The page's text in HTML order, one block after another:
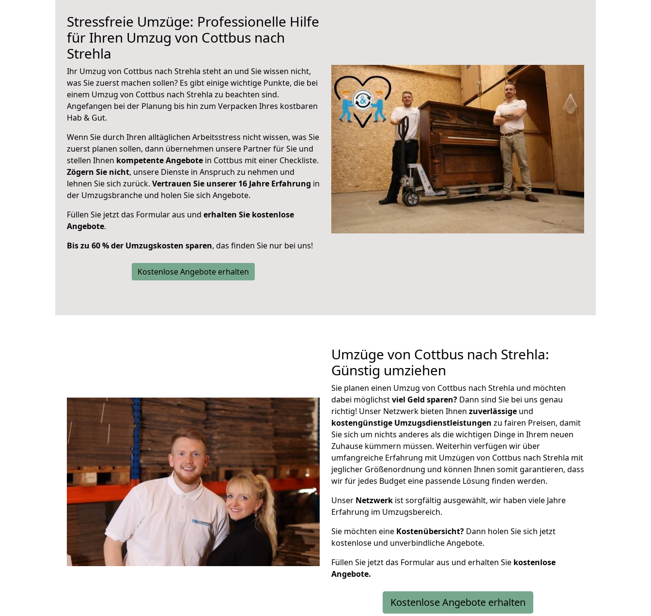
Stressfreie Umzüge: Professionelle Hilfe
für Ihren Umzug von Cottbus nach
Strehla
Ihr Umzug von Cottbus nach Strehla steht an und Sie wissen nicht,
was Sie zuerst machen sollen? Es gibt einige wichtige Punkte, die bei
einem Umzug von Cottbus nach Strehla zu beachten sind.
Angefangen bei der Planung bis hin zum Verpacken Ihres kostbaren
Hab & Gut.
Wenn Sie durch Ihren alltäglichen Arbeitsstress nicht wissen, was Sie
zuerst planen sollen, dann übernehmen unsere Partner für Sie und
stellen Ihnen kompetente Angebote in Cottbus mit einer Checkliste.
Zögern Sie nicht, unsere Dienste in Anspruch zu nehmen und
lehnen Sie sich zurück. Vertrauen Sie unserer 16 Jahre Erfahrung in
der Umzugsbranche und holen Sie sich Angebote.
Füllen Sie jetzt das Formular aus und erhalten Sie kostenlose
Angebote.
Bis zu 60 % der Umzugskosten sparen, das finden Sie nur bei uns!
Kostenlose Angebote erhalten
Umzüge von Cottbus nach Strehla:
Günstig umziehen
Sie planen einen Umzug von Cottbus nach Strehla und möchten
dabei möglichstviel Geld sparen? Dann sind Sie bei uns genau
richtig! Unser Netzwerk bieten Ihnen zuverlässige und
kostengünstige Umzugsdienstleistungen zu fairen Preisen, damit
Sie sich um nichts anderes als die wichtigen Dinge in Ihrem neuen
Zuhause kümmern müssen. Weiterhin verfügen wir über
umfangreiche Erfahrung mit Umzügen von Cottbus nach Strehla mit
jeglicher Größenordnung und können Ihnen somit garantieren, dass
wir für jedes Budget eine passende Lösung finden werden.
Unser Netzwerk ist sorgfältig ausgewählt, wir haben viele Jahre
Erfahrung im Umzugsbereich.
Sie möchten eine Kostenübersicht? Dann holen Sie sich jetzt
kostenlose und unverbindliche Angebote.
Füllen Sie jetzt das Formular aus und erhalten Sie kostenlose
Angebote.
Kostenlose Angebote erhalten